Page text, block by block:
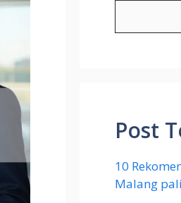
Post
10
Malang